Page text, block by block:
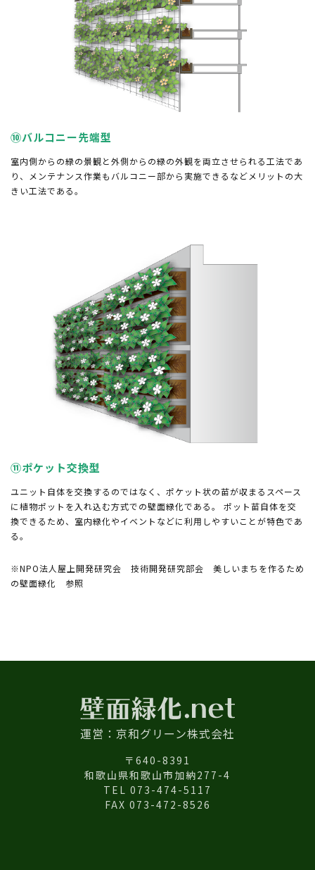
⑩バルコニー先端型
室内側からの緑の景観と外側からの緑の外観を両立させられる工法であ
り、メンテナンス作業もバルコニー部から実施できるなどメリットの大
きい工法である。
⑪ポケット交換型
ユニット自体を交換するのではなく、ポケット状の苗が収まるスペース
に植物ポットを入れ込む方式での壁面緑化である。 ポット苗自体を交
換できるため、室内緑化やイベントなどに利用しやすいことが特色であ
る。
※NPO法人屋上開発研究会 技術開発研究部会 美しいまちを作るため
の壁面緑化 参照
運営：京和グリーン株式会社
〒640-8391
和歌山県和歌山市加納277-4
TEL 073-474-5117
FAX 073-472-8526